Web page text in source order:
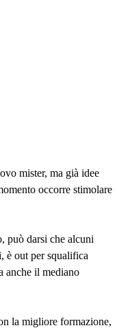
mister, ma già idee
occorre stimolare
può darsi che alcuni
è out per squalifica
anche il mediano
la migliore formazione,